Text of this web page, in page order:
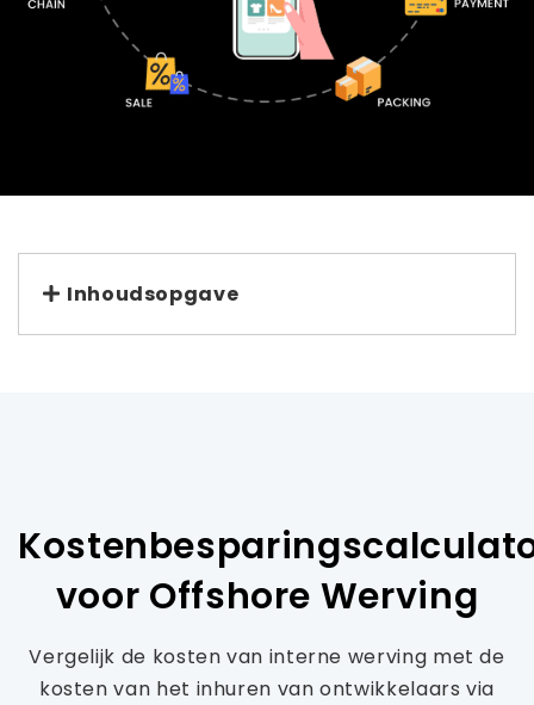
Inhoudsopgave
voor Offshore Werving
Vergelijk de kosten van interne werving met de
kosten van het inhuren van ontwikkelaars via